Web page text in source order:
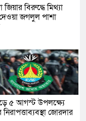
জিয়ার বিরুদ্ধে মিথ্যা
দেওয়া জগলুল পাশা
৫ আগস্ট উপলক্ষ্যে
নিরাপত্তাব্যবস্থা জোরদার